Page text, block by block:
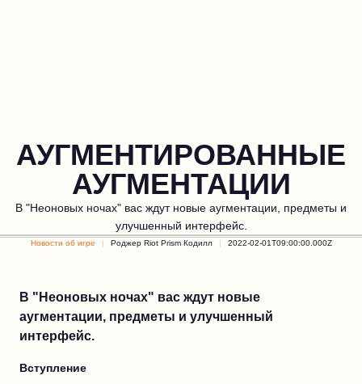
АУГМЕНТИРОВАННЫЕ
АУГМЕНТАЦИИ
В "Неоновых ночах" вас ждут новые аугментации, предметы и
улучшенный интерфейс.
Новости об игре Роджер Riot Prism Кодилл 2022-02-01T09:00:00.000Z
В "Неоновых ночах" вас ждут новые
аугментации, предметы и улучшенный
интерфейс.
Вступление